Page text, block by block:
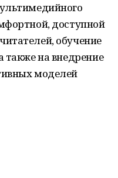
доступной
обучение
также на внедрение
моделей